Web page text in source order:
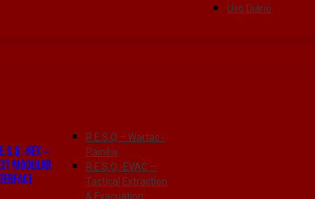
Uso Diário
NEX —
MODULAR
R.E.S.Q – Wartac -
Painéis
R.E.S.Q.-EVAC —
Tactical Extraction
& Evacuation